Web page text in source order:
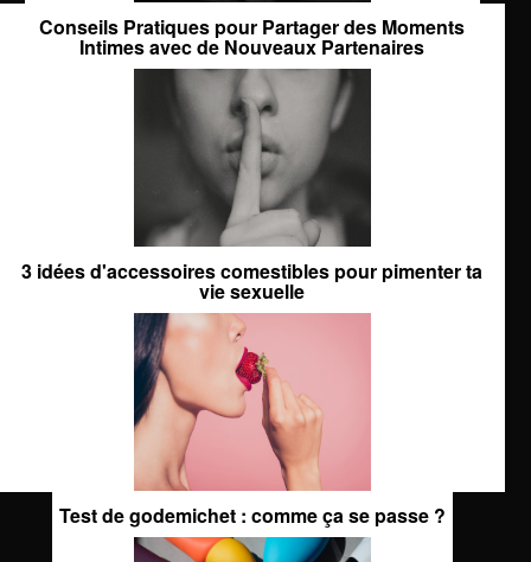
Conseils Pratiques pour Partager des Moments
Intimes avec de Nouveaux Partenaires
3 idées d'accessoires comestibles pour pimenter ta
vie sexuelle
Test de godemichet : comme ça se passe ?